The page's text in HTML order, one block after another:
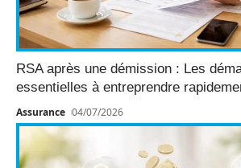
RSA après une démission : Les
essentielles à entreprendre
Assurance 04/07/2026